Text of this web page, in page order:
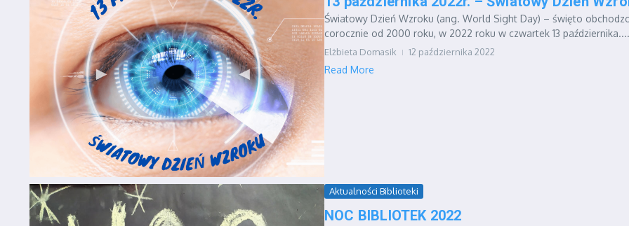
Światowy Dzień Wzroku (ang. World Sight Day) – święto
corocznie od 2000 roku, w 2022 roku w czwartek 13
Elżbieta Domasik 12 października 2022
Read More
Aktualności Biblioteki
NOC BIBLIOTEK 2022